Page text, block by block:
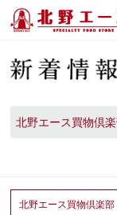
北野エース買物倶
北野エース買物倶楽部